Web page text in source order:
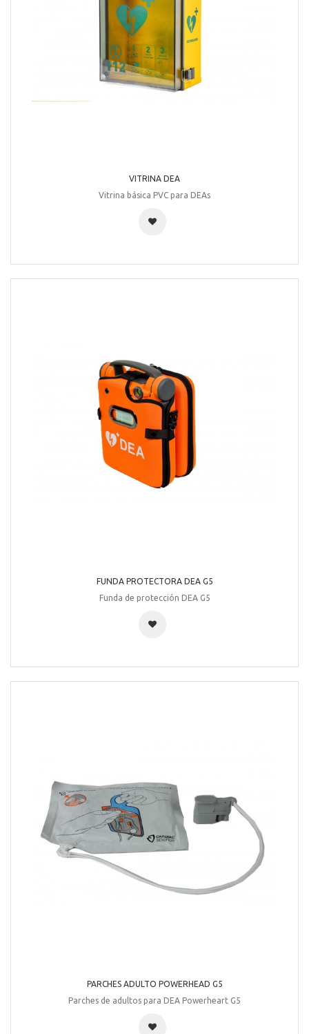
VITRINA DEA
Vitrina básica PVC para DEAs
FUNDA PROTECTORA DEA G5
Funda de protección DEA G5
PARCHES ADULTO POWERHEAD G5
Parches de adultos para DEA Powerheart G5